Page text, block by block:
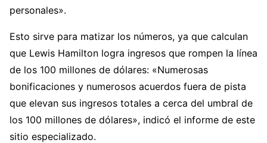
personales».
Esto sirve para matizar los números, ya que calculan
que Lewis Hamilton logra ingresos que rompen la línea
de los 100 millones de dólares: «Numerosas
bonificaciones y numerosos acuerdos fuera de pista
que elevan sus ingresos totales a cerca del umbral de
los 100 millones de dólares», indicó el informe de este
sitio especializado.